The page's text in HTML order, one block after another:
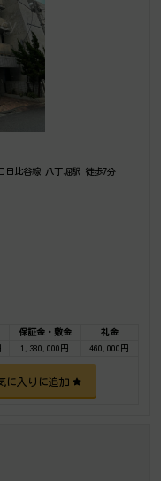
日比谷線 八丁堀駅 徒歩7分
保証金・敷金
礼金
1,380,000円 460,000円
に入りに追加